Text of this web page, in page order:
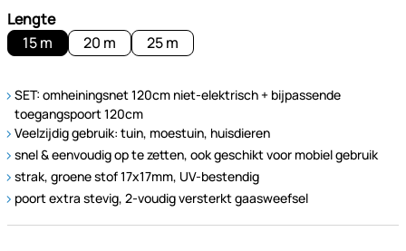
Lengte
15 m
20 m 25 m
SET: omheiningsnet 120cm niet-elektrisch + bijpassende
toegangspoort 120cm
Veelzijdig gebruik: tuin, moestuin, huisdieren
snel & eenvoudig op te zetten, ook geschikt voor mobiel gebruik
strak, groene stof 17x17mm, UV-bestendig
poort extra stevig, 2-voudig versterkt gaasweefsel